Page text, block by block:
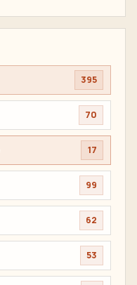
395
70
17
99
62
53